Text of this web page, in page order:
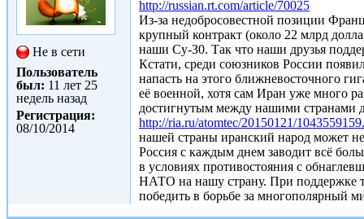
Не в сети
Пользователь
был: 11 лет 25
недель назад
Регистрация:
08/10/2014
http://russian.rt.com/article/70025
Из-за недобросовестной позиции
крупный контракт (около 22 млрд
наши Су-З0. Так что наши друзья
Кстати, среди союзников России
напасть на этого ближневосточного
её военной, хотя сам Иран уже много
достигнутым между нашими странами
http://ria.ru/atomtec/20150121/
нашей страны иранский народ может
Россия с каждым днем заводит всё
в условиях противостояния с
НАТО на нашу страну. При поддержке
победить в борьбе за многополярный